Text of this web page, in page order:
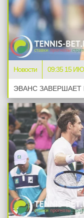
08.02.2026
S.
A. Magadan
08.02.2026
A. Guillen
Джеймс
Новости 09:35 15
ЭВАНС ЗАВЕРШАЕТ